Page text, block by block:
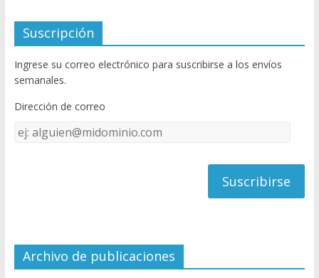
e
b
o
o
k
itt
er
u
T
u
e
C
el
Suscripción
Ingrese su correo electrónico para suscribirse a los envíos
semanales.
Dirección de correo
Dirección
de
Archivo de publicaciones